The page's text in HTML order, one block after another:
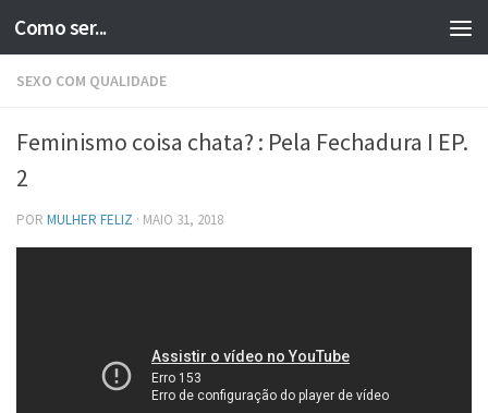
Skip to content
Como ser...
SEXO COM QUALIDADE
Feminismo coisa chata? : Pela Fechadura I EP.
2
POR MULHER FELIZ · MAIO 31, 2018